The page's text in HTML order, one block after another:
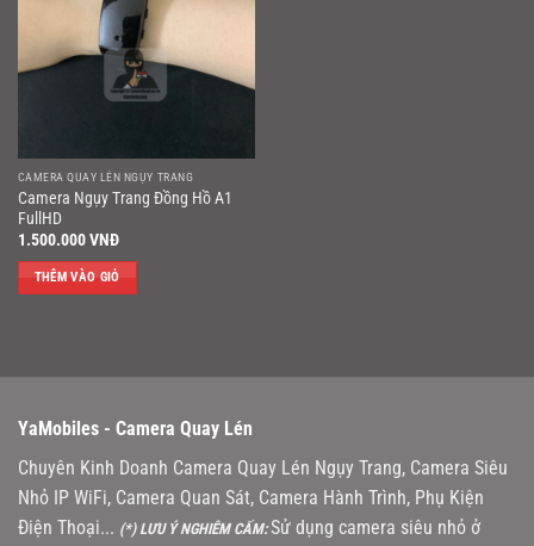
CAMERA QUAY LÉN NGỤY TRANG
Camera Ngụy Trang Đồng Hồ A1
FullHD
1.500.000VNĐ
THÊM VÀO GIỎ
YaMobiles - Camera Quay Lén
Chuyên Kinh Doanh Camera Quay Lén Ngụy Trang, Camera Siêu
Nhỏ IP WiFi, Camera Quan Sát, Camera Hành Trình, Phụ Kiện
Điện Thoại... (*) LƯU Ý NGHIÊM CẤM:Sử dụng camera siêu nhỏ ở